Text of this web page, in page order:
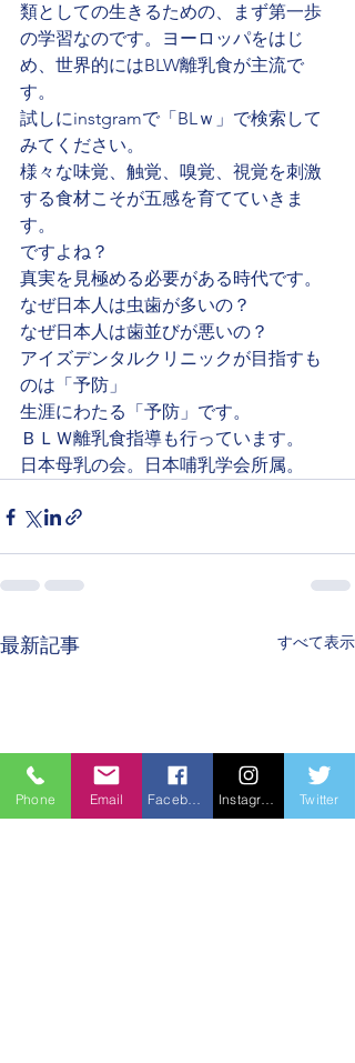
類としての生きるための、まず第一歩
の学習なのです。ヨーロッパをはじ
め、世界的にはBLW離乳食が主流で
す。
試しにinstgramで「BLｗ」で検索して
みてください。
様々な味覚、触覚、嗅覚、視覚を刺激
する食材こそが五感を育てていきま
す。
ですよね？
真実を見極める必要がある時代です。
なぜ日本人は虫歯が多いの？
なぜ日本人は歯並びが悪いの？
アイズデンタルクリニックが目指すも
のは「予防」
生涯にわたる「予防」です。
ＢＬＷ離乳食指導も行っています。
日本母乳の会。日本哺乳学会所属。
最新記事 すべて表示
Phone Email Twitter